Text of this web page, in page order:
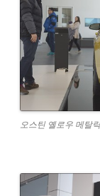
오스틴 옐로우 메탈